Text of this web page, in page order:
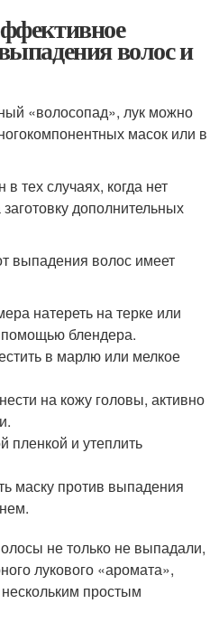
волос и
«волосопад», лук можно
масок или в
тех случаях, когда нет
дополнительных
выпадения волос имеет
натереть на терке или
блендера.
в марлю или мелкое
на кожу головы, активно
пленкой и утеплить
маску против выпадения
не только не выпадали,
лукового «аромата»,
простым